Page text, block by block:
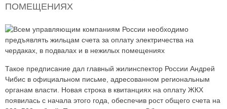
ПОМЕЩЕНИЯХ
Такое предписание дал главный жилинспектор России Андрей
Чибис в официальном письме, адресованном региональным
органам власти. Новая строка в квитанциях на оплату ЖКХ
появилась с начала этого года, обеспечив рост общего счета на